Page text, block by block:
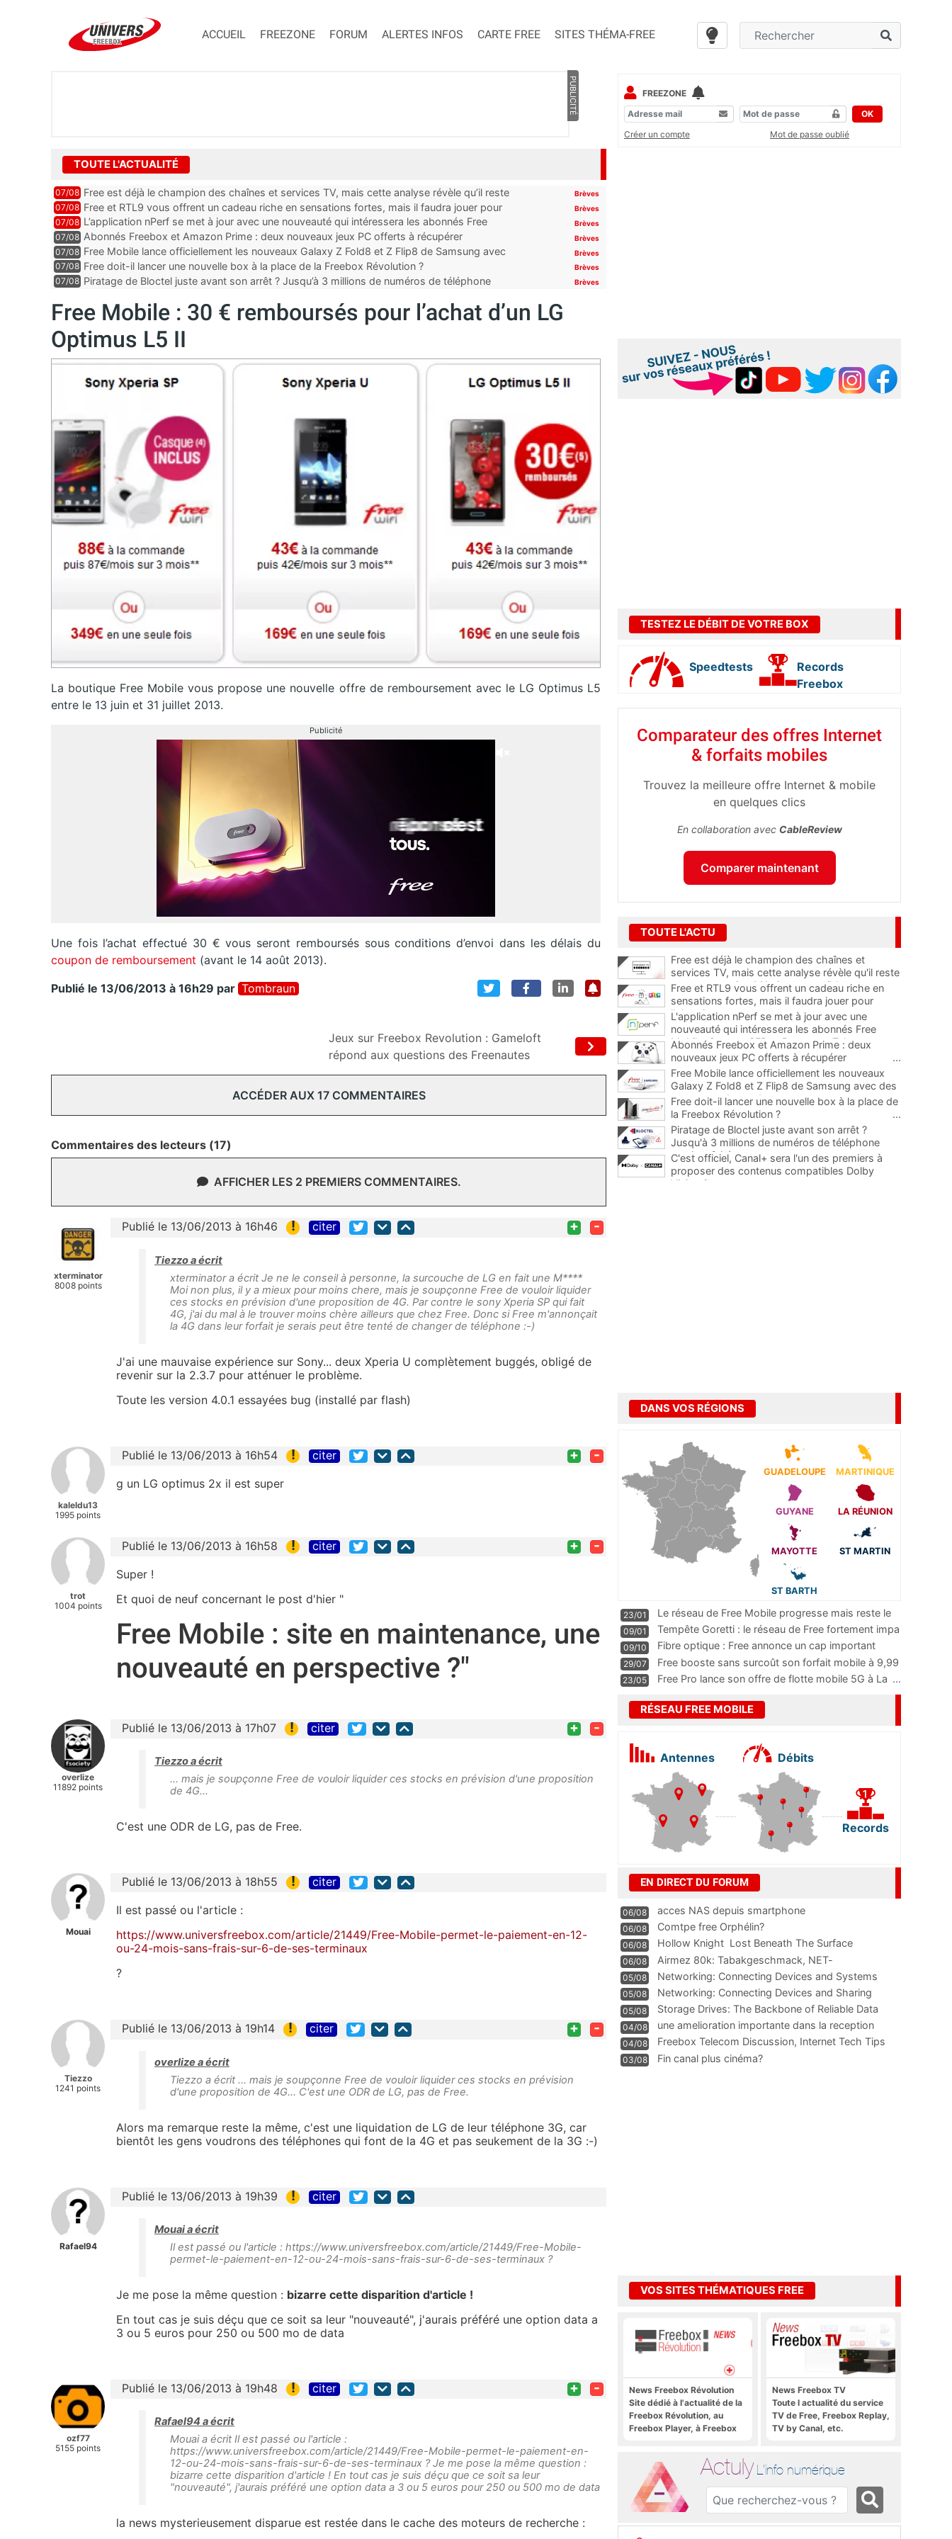
ACCUEIL FREEZONE FORUM ALERTES INFOS CARTE FREE SITES THÉMA-FREE
PUBLICITÉ
TOUTE L'ACTUALITÉ
07/08 Free est déjà le champion des chaînes et services TV, mais cette analyse révèle qu’il reste
encore au moin...
Brèves
07/08 Free et RTL9 vous offrent un cadeau riche en sensations fortes, mais il faudra jouer pour
l’obtenir
Brèves
07/08 L’application nPerf se met à jour avec une nouveauté qui intéressera les abonnés Free
Mobile, Orange, SFR ...
Brèves
07/08 Abonnés Freebox et Amazon Prime : deux nouveaux jeux PC offerts à récupérer Brèves
07/08 Free Mobile lance officiellement les nouveaux Galaxy Z Fold8 et Z Flip8 de Samsung avec
des promos et des cadeaux
Brèves
07/08 Free doit-il lancer une nouvelle box à la place de la Freebox Révolution ? Brèves
07/08 Piratage de Bloctel juste avant son arrêt ? Jusqu’à 3 millions de numéros de téléphone
Brèves
Free Mobile : 30 € remboursés pour l’achat d’un LG
Optimus L5 II
La boutique Free Mobile vous propose une nouvelle offre de remboursement avec le LG Optimus L5
entre le 13 juin et 31 juillet 2013.
Publicité
Une fois l’achat effectué 30 € vous seront remboursés sous conditions d’envoi dans les délais du
coupon de remboursement (avant le 14 août 2013).
Publié le 13/06/2013 à 16h29 par Tombraun
Jeux sur Freebox Revolution : Gameloft
répond aux questions des Freenautes
ACCÉDER AUX 17 COMMENTAIRES
Commentaires des lecteurs (17)
AFFICHER LES 2 PREMIERS COMMENTAIRES.
xterminator
8008 points
Publié le 13/06/2013 à 16h46 ! citer + -
Tiezzo a écrit
xterminator a écrit Je ne le conseil à personne, la surcouche de LG en fait une M****
Moi non plus, il y a mieux pour moins chere, mais je soupçonne Free de vouloir liquider
ces stocks en prévision d'une proposition de 4G. Par contre le sony Xperia SP qui fait
4G, j'ai du mal à le trouver moins chère ailleurs que chez Free. Donc si Free m'annonçait
la 4G dans leur forfait je serais peut être tenté de changer de téléphone :-)
J'ai une mauvaise expérience sur Sony... deux Xperia U complètement buggés, obligé de
revenir sur la 2.3.7 pour atténuer le problème.
Toute les version 4.0.1 essayées bug (installé par flash)
kaleldu13
1995 points
Publié le 13/06/2013 à 16h54 ! citer + -
g un LG optimus 2x il est super
trot
1004 points
Publié le 13/06/2013 à 16h58 ! citer + -
Super !
Et quoi de neuf concernant le post d'hier "
Free Mobile : site en maintenance, une
nouveauté en perspective ?"
overlize
11892 points
Publié le 13/06/2013 à 17h07 ! citer + -
Tiezzo a écrit
... mais je soupçonne Free de vouloir liquider ces stocks en prévision d'une proposition
de 4G...
C'est une ODR de LG, pas de Free.
Mouai
Publié le 13/06/2013 à 18h55 ! citer
Il est passé ou l'article :
https://www.universfreebox.com/article/21449/Free-Mobile-permet-le-paiement-en-12-
ou-24-mois-sans-frais-sur-6-de-ses-terminaux
?
Tiezzo
1241 points
Publié le 13/06/2013 à 19h14 ! citer + -
overlize a écrit
Tiezzo a écrit ... mais je soupçonne Free de vouloir liquider ces stocks en prévision
d'une proposition de 4G... C'est une ODR de LG, pas de Free.
Alors ma remarque reste la même, c'est une liquidation de LG de leur téléphone 3G, car
bientôt les gens voudrons des téléphones qui font de la 4G et pas seukement de la 3G :-)
Rafael94
Publié le 13/06/2013 à 19h39 ! citer
Mouai a écrit
Il est passé ou l'article : https://www.universfreebox.com/article/21449/Free-Mobile-
permet-le-paiement-en-12-ou-24-mois-sans-frais-sur-6-de-ses-terminaux ?
Je me pose la même question : bizarre cette disparition d'article !
En tout cas je suis déçu que ce soit sa leur "nouveauté", j'aurais préféré une option data a
3 ou 5 euros pour 250 ou 500 mo de data
ozf77
5155 points
Publié le 13/06/2013 à 19h48 ! citer + -
Rafael94 a écrit
Mouai a écrit Il est passé ou l'article :
https://www.universfreebox.com/article/21449/Free-Mobile-permet-le-paiement-en-
12-ou-24-mois-sans-frais-sur-6-de-ses-terminaux ? Je me pose la même question :
bizarre cette disparition d'article ! En tout cas je suis déçu que ce soit sa leur
"nouveauté", j'aurais préféré une option data a 3 ou 5 euros pour 250 ou 500 mo de data
la news mysterieusement disparue est restée dans le cache des moteurs de recherche :
FREEZONE
OK
Créer un compte
Mot de passe oublié
TESTEZ LE DÉBIT DE VOTRE BOX
Speedtests
Records
Freebox
Comparateur des offres Internet
& forfaits mobiles
Trouvez la meilleure offre Internet & mobile
en quelques clics
En collaboration avec CableReview
Comparer maintenant
TOUTE L'ACTU
Free est déjà le champion des chaînes et
services TV, mais cette analyse révèle qu'il reste
encore au moins 141 ajouts possibles
Free et RTL9 vous offrent un cadeau riche en
sensations fortes, mais il faudra jouer pour
l'obtenir
L'application nPerf se met à jour avec une
nouveauté qui intéressera les abonnés Free
Mobile, Orange, SFR et Bouygues Telecom
Abonnés Freebox et Amazon Prime : deux
nouveaux jeux PC offerts à récupérer
...
Free Mobile lance officiellement les nouveaux
Galaxy Z Fold8 et Z Flip8 de Samsung avec des
promos et des cadeaux
...
Free doit-il lancer une nouvelle box à la place de
la Freebox Révolution ?
...
Piratage de Bloctel juste avant son arrêt ?
Jusqu'à 3 millions de numéros de téléphone
auraient fuité
C'est officiel, Canal+ sera l'un des premiers à
proposer des contenus compatibles Dolby
Vision 2
DANS VOS RÉGIONS
GUADELOUPE MARTINIQUE
GUYANE LA RÉUNION
MAYOTTE ST MARTIN
ST BARTH
23/01
Le réseau de Free Mobile progresse mais reste le
m
...
09/01
Tempête Goretti : le réseau de Free fortement impa
09/10
Fibre optique : Free annonce un cap important
pass
...
29/07
Free booste sans surcoût son forfait mobile à 9,99
23/05 Free Pro lance son offre de flotte mobile 5G à La ...
RÉSEAU FREE MOBILE
Antennes Débits
Records
EN DIRECT DU FORUM
06/08 acces NAS depuis smartphone
06/08 Comtpe free Orphélin?
06/08 Hollow Knight  Lost Beneath The Surface
06/08
Airmez 80k: Tabakgeschmack, NET-
Technologie und Leistung im
05/08 Networking: Connecting Devices and Systems
05/08
Networking: Connecting Devices and Sharing
Information
05/08
Storage Drives: The Backbone of Reliable Data
Management
04/08
une amelioration importante dans la reception
WIFI
04/08
Freebox Telecom Discussion, Internet Tech Tips
Communi
03/08 Fin canal plus cinéma?
VOS SITES THÉMATIQUES FREE
News Freebox Révolution
Site dédié à l'actualité de la
Freebox Révolution, au
Freebox Player, à Freebox
News Freebox TV
Toute l actualité du service
TV de Free, Freebox Replay,
TV by Canal, etc.
Actuly L'info numérique